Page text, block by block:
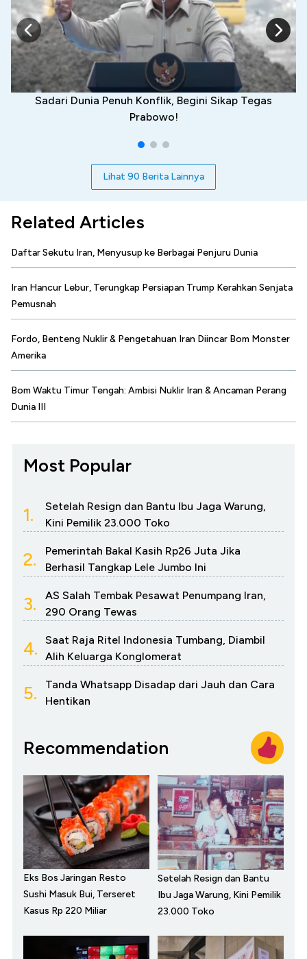
Sadari Dunia Penuh Konflik, Begini Sikap Tegas
Prabowo!
Lihat 90 Berita Lainnya
Related Articles
Daftar Sekutu Iran, Menyusup ke Berbagai Penjuru Dunia
Iran Hancur Lebur, Terungkap Persiapan Trump Kerahkan Senjata
Pemusnah
Fordo, Benteng Nuklir & Pengetahuan Iran Diincar Bom Monster
Amerika
Bom Waktu Timur Tengah: Ambisi Nuklir Iran & Ancaman Perang
Dunia III
Most Popular
1.
Setelah Resign dan Bantu Ibu Jaga Warung,
Kini Pemilik 23.000 Toko
2.
Pemerintah Bakal Kasih Rp26 Juta Jika
Berhasil Tangkap Lele Jumbo Ini
3.
AS Salah Tembak Pesawat Penumpang Iran,
290 Orang Tewas
4.
Saat Raja Ritel Indonesia Tumbang, Diambil
Alih Keluarga Konglomerat
5.
Tanda Whatsapp Disadap dari Jauh dan Cara
Hentikan
Recommendation
Eks Bos Jaringan Resto
Sushi Masuk Bui, Terseret
Kasus Rp 220 Miliar
Setelah Resign dan Bantu
Ibu Jaga Warung, Kini Pemilik
23.000 Toko